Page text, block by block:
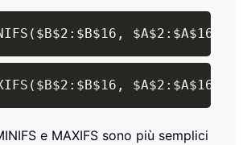
$A$2:$A$16,
Copy
$A$2:$A$16,
Copy
e MAXIFS sono più semplici